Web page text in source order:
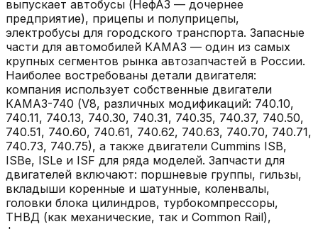
выпускает автобусы (НефАЗ — дочернее
предприятие), прицепы и полуприцепы,
электробусы для городского транспорта. Запасные
части для автомобилей КАМАЗ — один из самых
крупных сегментов рынка автозапчастей в России.
Наиболее востребованы детали двигателя:
компания использует собственные двигатели
КАМАЗ-740 (V8, различных модификаций: 740.10,
740.11, 740.13, 740.30, 740.31, 740.35, 740.37, 740.50,
740.51, 740.60, 740.61, 740.62, 740.63, 740.70, 740.71,
740.73, 740.75), а также двигатели Cummins ISB,
ISBe, ISLe и ISF для ряда моделей. Запчасти для
двигателей включают: поршневые группы, гильзы,
вкладыши коренные и шатунные, коленвалы,
головки блока цилиндров, турбокомпрессоры,
ТНВД (как механические, так и Common Rail),